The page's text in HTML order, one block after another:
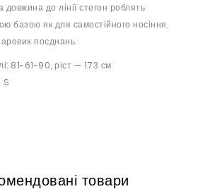
до лінії стегон роблять
базою як для самостійного носіння,
поєднань.
81-61-90, ріст — 173 см
S
товари